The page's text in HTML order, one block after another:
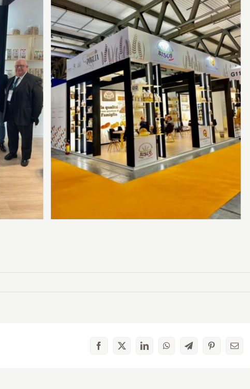
Facebook
X LinkedInWhatsAppTelegramPinterestEmail